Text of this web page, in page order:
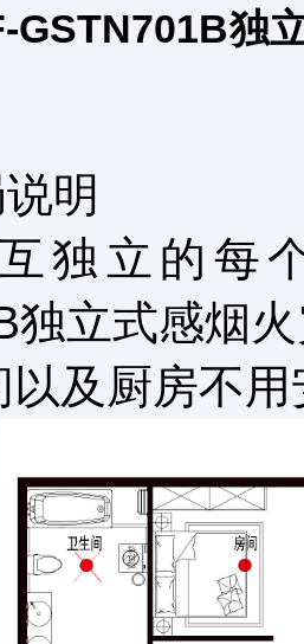
GSTN701B独
明
立的每个
独立式感烟
以及厨房不